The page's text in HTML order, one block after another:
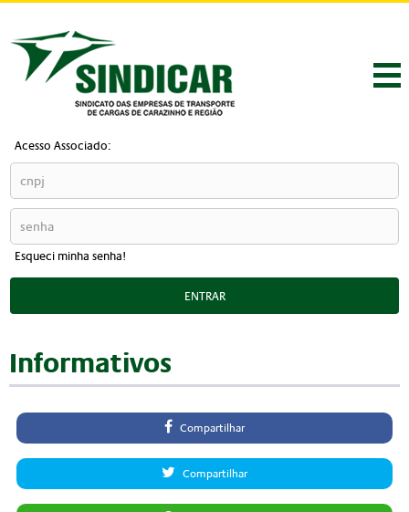
Acesso Associado:
Esqueci minha senha!
ENTRAR
Informativos
Compartilhar
Compartilhar